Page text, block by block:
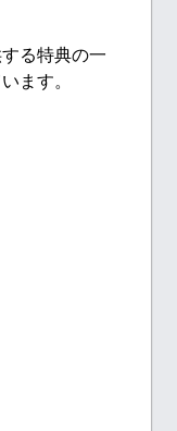
る特典の一
ます。